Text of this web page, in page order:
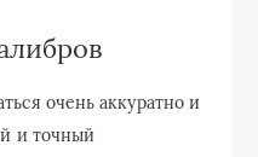
очень аккуратно и
и точный